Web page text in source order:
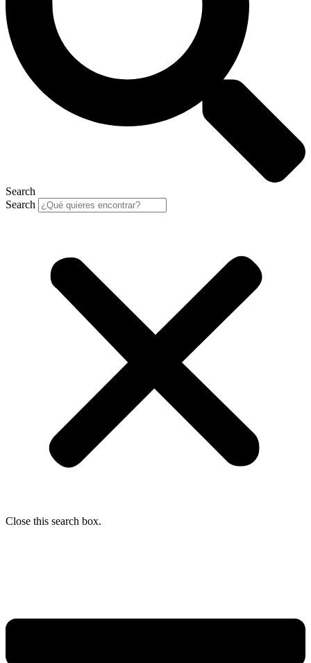
Search
Search
Close this search box.